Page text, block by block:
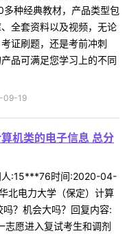
多种经典教材，产品类型包
全套资料以及视频，无论
证刷题，还是考前冲刺
品可满足您学习上的不同
09-19
机类的电子信息 总分
人:15***76时间:2020-04-
北电力大学（保定）计算
？机会大吗？回复内容:
志愿进入复试考生和调剂